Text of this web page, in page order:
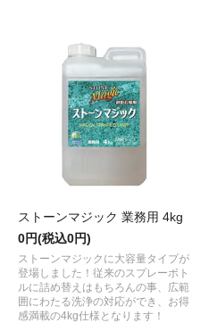
ストーンマジック 業務用 4kg
0円(税込0円)
ストーンマジックに大容量タイプが
登場しました！従来のスプレーボト
ルに詰め替えはもちろんの事、広範
囲にわたる洗浄の対応ができ、お得
感満載の4kg仕様となります！